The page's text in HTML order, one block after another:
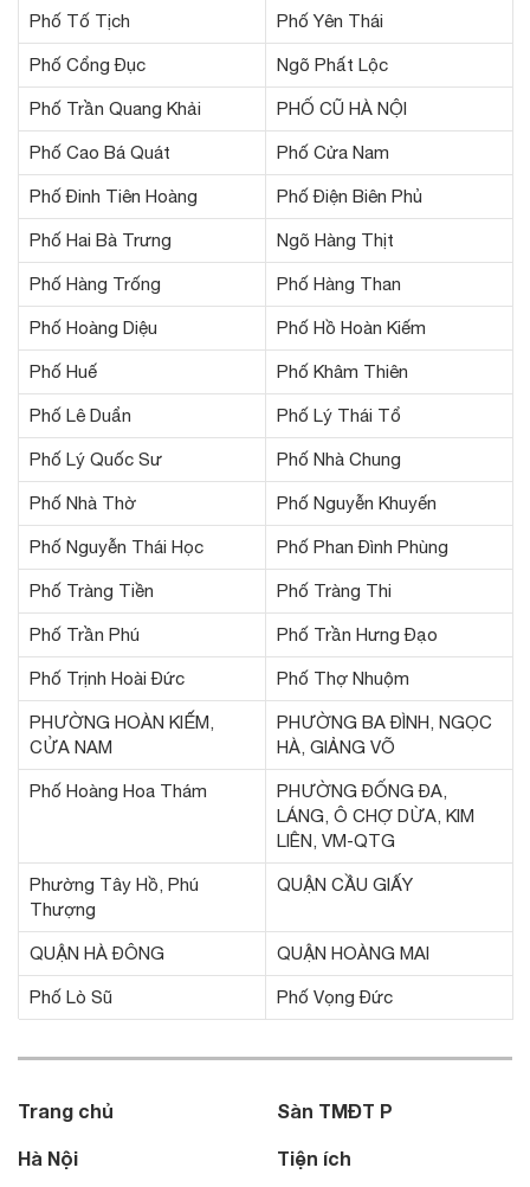
Phố Tố Tịch Phố Yên Thái
Phố Cổng Đục Ngõ Phất Lộc
Phố Trần Quang Khải PHỐ CŨ HÀ NỘI
Phố Cao Bá Quát Phố Cửa Nam
Phố Đinh Tiên Hoàng Phố Điện Biên Phủ
Phố Hai Bà Trưng Ngõ Hàng Thịt
Phố Hàng Trống Phố Hàng Than
Phố Hoàng Diệu Phố Hồ Hoàn Kiếm
Phố Huế Phố Khâm Thiên
Phố Lê Duẩn Phố Lý Thái Tổ
Phố Lý Quốc Sư Phố Nhà Chung
Phố Nhà Thờ Phố Nguyễn Khuyến
Phố Nguyễn Thái Học Phố Phan Đình Phùng
Phố Tràng Tiền Phố Tràng Thi
Phố Trần Phú Phố Trần Hưng Đạo
Phố Trịnh Hoài Đức Phố Thợ Nhuộm
PHƯỜNG HOÀN KIẾM,
CỬA NAM
PHƯỜNG BA ĐÌNH, NGỌC
HÀ, GIẢNG VÕ
Phố Hoàng Hoa Thám
PHƯỜNG ĐỐNG ĐA,
LÁNG, Ô CHỢ DỪA, KIM
LIÊN, VM-QTG
Phường Tây Hồ, Phú
Thượng
QUẬN CẦU GIẤY
QUẬN HÀ ĐÔNG QUẬN HOÀNG MAI
Phố Lò Sũ Phố Vọng Đức
Trang chủ
Hà Nội
Sàn TMĐT P
Tiện ích